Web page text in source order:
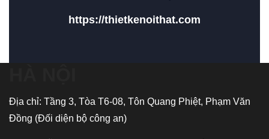
https://thietkenoithat.com
Địa chỉ: Tầng 3, Tòa T6-08, Tôn Quang Phiệt, Phạm Văn
Đồng (Đối diện bộ công an)